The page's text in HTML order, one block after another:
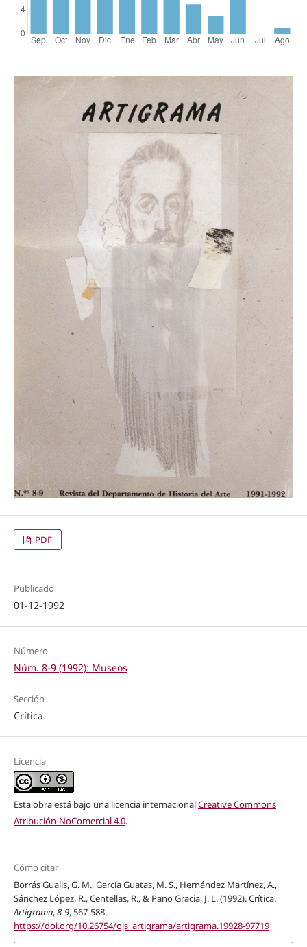
PDF
Publicado
01-12-1992
Número
Núm. 8-9 (1992): Museos
Sección
Crítica
Licencia
Esta obra está bajo una licencia internacionalCreative Commons
Atribución-NoComercial 4.0.
Cómo citar
Borrás Gualis, G. M., García Guatas, M. S., Hernández Martínez, A.,
Sánchez López, R., Centellas, R., & Pano Gracia, J. L. (1992). Crítica.
Artigrama,8-9, 567-588.
https://doi.org/10.26754/ojs_artigrama/artigrama.19928-97719